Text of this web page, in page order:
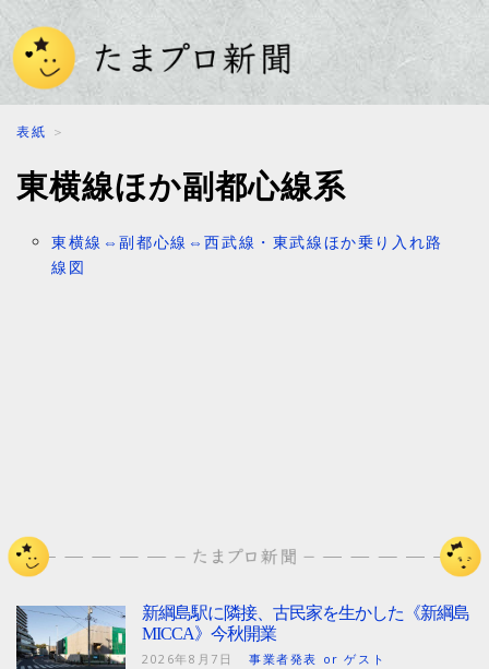
表紙 ＞
東横線ほか副都心線系
東横線⇔副都心線⇔西武線・東武線ほか乗り入れ路
線図
新綱島駅に隣接、古民家を生かした《新綱島
MICCA》今秋開業
2026年8月7日 事業者発表 or ゲスト